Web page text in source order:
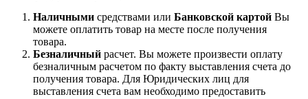
Наличными средствами или Банковской картой Вы
можете оплатить товар на месте после получения
товара.
Безналичный расчет. Вы можете произвести оплату
безналичным расчетом по факту выставления счета до
получения товара. Для Юридических лиц для
выставления счета вам необходимо предоставить